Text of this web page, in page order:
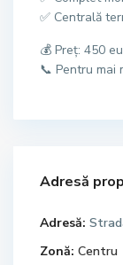
✅ Centrală
💰 Preț: 450
📞 Pentru mai
Adresă
Adresă:
Zonă: Centru